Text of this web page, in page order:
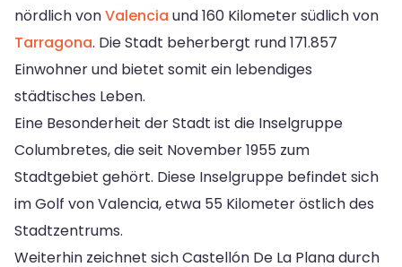
nördlich vonValencia und 160 Kilometer südlich von
Tarragona. Die Stadt beherbergt rund 171.857
Einwohner und bietet somit ein lebendiges
städtisches Leben.
Eine Besonderheit der Stadt ist die Inselgruppe
Columbretes, die seit November 1955 zum
Stadtgebiet gehört. Diese Inselgruppe befindet sich
im Golf von Valencia, etwa 55 Kilometer östlich des
Stadtzentrums.
Weiterhin zeichnet sich Castellón De La Plana durch